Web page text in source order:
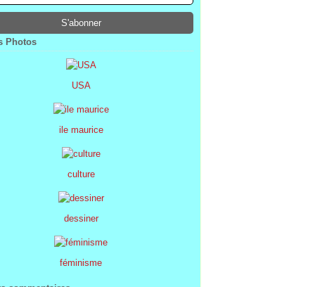
(68)
(7)
(2)
Photos
USA
ile maurice
culture
dessiner
féminisme